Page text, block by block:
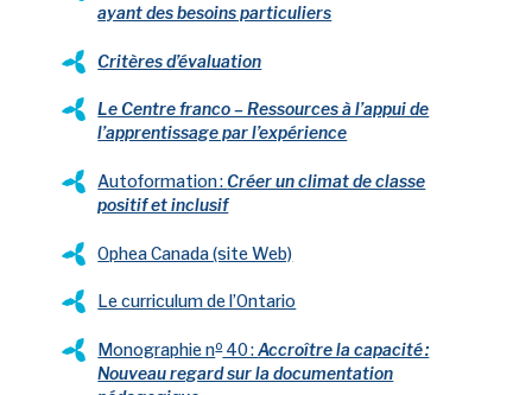
ayant des besoins particuliersnouvel onglet
Critères d’évaluationnouvel onglet
Le Centre franco – Ressources à l’appui de
l’apprentissage par l’expériencenouvel onglet
Autoformation :Créer un climat de classe
positif et inclusifnouvel onglet
Ophea Canada (site Web)nouvel onglet
Le curriculum de l’Ontario
Monographie no40 :Accroître la capacité :
Nouveau regard sur la documentation